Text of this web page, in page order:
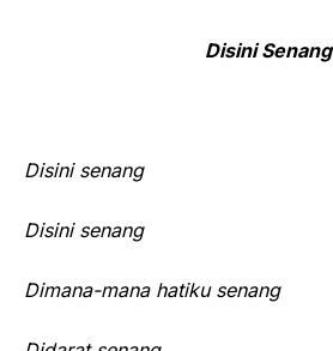
Disini Senang
Disini senang
Disini senang
Dimana-mana hatiku senang